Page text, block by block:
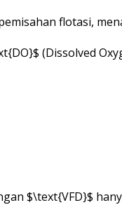
flotasi,
(Dissolved
$\text{VFD}$